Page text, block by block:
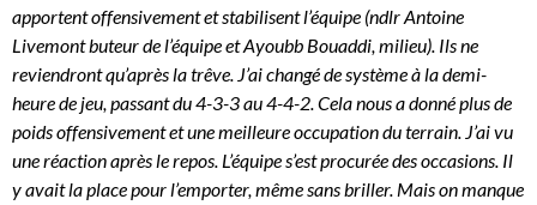
apportent offensivement et stabilisent l’équipe (ndlr Antoine
Livemont buteur de l’équipe et Ayoubb Bouaddi, milieu). Ils ne
reviendront qu’après la trêve. J’ai changé de système à la demi-
heure de jeu, passant du 4-3-3 au 4-4-2. Cela nous a donné plus de
poids offensivement et une meilleure occupation du terrain. J’ai vu
une réaction après le repos. L’équipe s’est procurée des occasions. Il
y avait la place pour l’emporter, même sans briller. Mais on manque